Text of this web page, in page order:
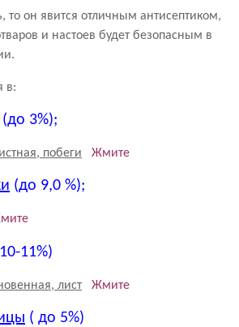
то он явится отличным антисептиком,
и настоев будет безопасным в
в:
(до 3%);
Жмите
(до 9,0 %);
11%)
Жмите
( до 5%)